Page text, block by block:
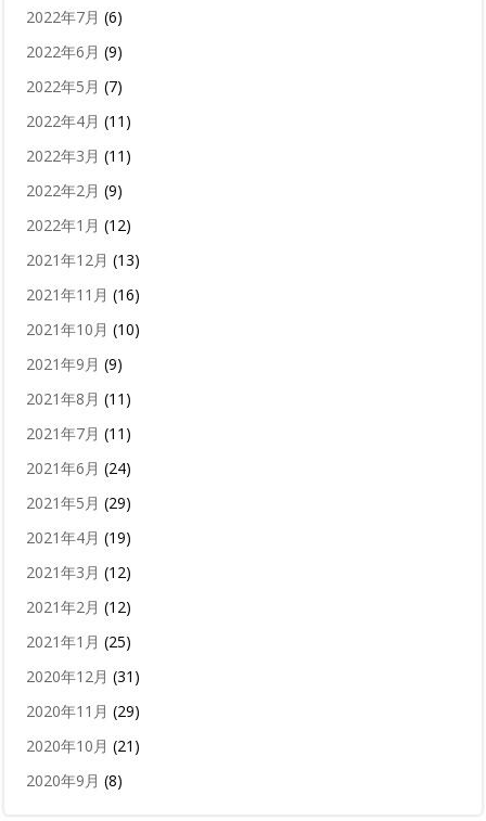
2022年7月 (6)
2022年6月 (9)
2022年5月 (7)
2022年4月 (11)
2022年3月 (11)
2022年2月 (9)
2022年1月 (12)
2021年12月 (13)
2021年11月 (16)
2021年10月 (10)
2021年9月 (9)
2021年8月 (11)
2021年7月 (11)
2021年6月 (24)
2021年5月 (29)
2021年4月 (19)
2021年3月 (12)
2021年2月 (12)
2021年1月 (25)
2020年12月 (31)
2020年11月 (29)
2020年10月 (21)
2020年9月 (8)